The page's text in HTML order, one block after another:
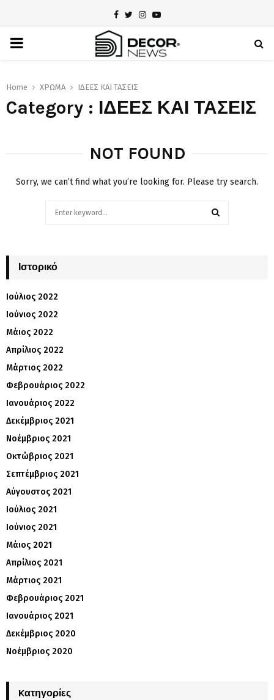
Facebook
TwitterInstagram
Youtube
PRIMARY
Home ΧΡΩΜΑ ΙΔΕΕΣ ΚΑΙ ΤΑΣΕΙΣ
Category : ΙΔΕΕΣ ΚΑΙ ΤΑΣΕΙΣ
NOT FOUND
Sorry, we can’t find what you’re looking for. Please try search.
Ιστορικό
Ιούλιος 2022
Ιούνιος 2022
Μάιος 2022
Απρίλιος 2022
Μάρτιος 2022
Φεβρουάριος 2022
Ιανουάριος 2022
Δεκέμβριος 2021
Νοέμβριος 2021
Οκτώβριος 2021
Σεπτέμβριος 2021
Αύγουστος 2021
Ιούλιος 2021
Ιούνιος 2021
Μάιος 2021
Απρίλιος 2021
Μάρτιος 2021
Φεβρουάριος 2021
Ιανουάριος 2021
Δεκέμβριος 2020
Νοέμβριος 2020
Kατηγορίες